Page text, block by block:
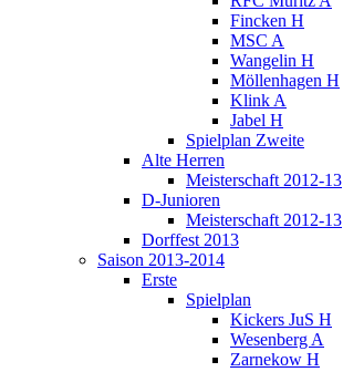
Fincken H
MSC A
Wangelin H
Möllenhagen H
Klink A
Jabel H
Spielplan Zweite
Alte Herren
Meisterschaft 2012-13
D-Junioren
Meisterschaft 2012-13
Dorffest 2013
Saison 2013-2014
Erste
Spielplan
Kickers JuS H
Wesenberg A
Zarnekow H